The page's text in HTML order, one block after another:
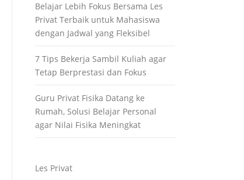
Belajar Lebih Fokus Bersama Les
Privat Terbaik untuk Mahasiswa
dengan Jadwal yang Fleksibel
7 Tips Bekerja Sambil Kuliah agar
Tetap Berprestasi dan Fokus
Guru Privat Fisika Datang ke
Rumah, Solusi Belajar Personal
agar Nilai Fisika Meningkat
Les Privat